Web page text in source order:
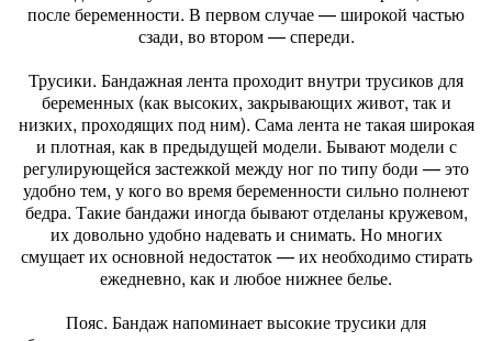
после беременности. В первом случае — широкой частью
сзади, во втором — спереди.
Трусики. Бандажная лента проходит внутри трусиков для
беременных (как высоких, закрывающих живот, так и
низких, проходящих под ним). Сама лента не такая широкая
и плотная, как в предыдущей модели. Бывают модели с
регулирующейся застежкой между ног по типу боди — это
удобно тем, у кого во время беременности сильно полнеют
бедра. Такие бандажи иногда бывают отделаны кружевом,
их довольно удобно надевать и снимать. Но многих
смущает их основной недостаток — их необходимо стирать
ежедневно, как и любое нижнее белье.
Пояс. Бандаж напоминает высокие трусики для